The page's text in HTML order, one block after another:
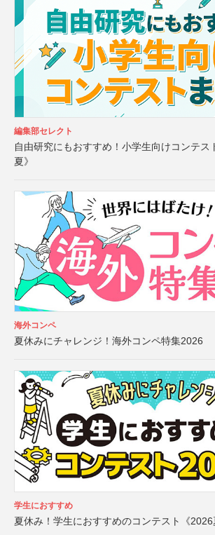
編集部セレクト
自由研究にもおすすめ！小学生向けコンテス
夏》
海外コンペ
夏休みにチャレンジ！海外コンペ特集2026
学生におすすめ
夏休み！学生におすすめのコンテスト《2026